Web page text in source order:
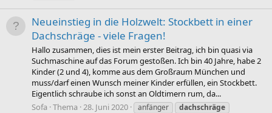
Neueinstieg in die Holzwelt: Stockbett in einer
Dachschräge - viele Fragen!
Hallo zusammen, dies ist mein erster Beitrag, ich bin quasi via
Suchmaschine auf das Forum gestoßen. Ich bin 40 Jahre, habe 2
Kinder (2 und 4), komme aus dem Großraum München und
muss/darf einen Wunsch meiner Kinder erfüllen, ein Stockbett.
Eigentlich schraube ich sonst an Oldtimern rum, da...
Sofa Thema 28. Juni 2020 anfänger
dachschräge